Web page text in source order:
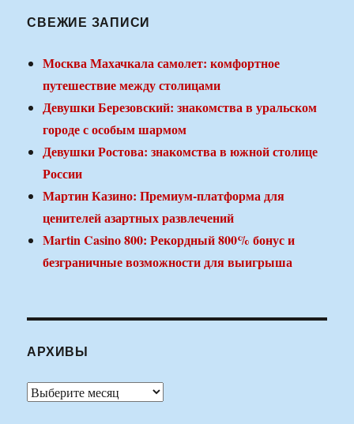
СВЕЖИЕ ЗАПИСИ
Москва Махачкала самолет: комфортное
путешествие между столицами
Девушки Березовский: знакомства в уральском
городе с особым шармом
Девушки Ростова: знакомства в южной столице
России
Мартин Казино: Премиум-платформа для
ценителей азартных развлечений
Martin Casino 800: Рекордный 800% бонус и
безграничные возможности для выигрыша
АРХИВЫ
Архивы